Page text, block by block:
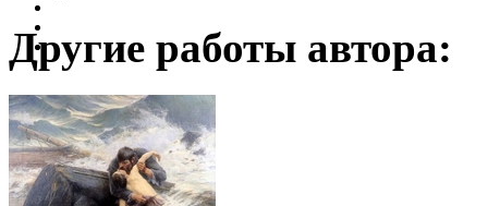
Другие работы автора: